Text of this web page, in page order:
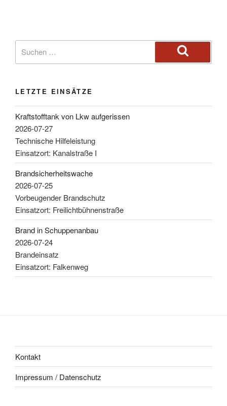
LETZTE EINSÄTZE
Kraftstofftank von Lkw aufgerissen
2026-07-27
Technische Hilfeleistung
Einsatzort: Kanalstraße I
Brandsicherheitswache
2026-07-25
Vorbeugender Brandschutz
Einsatzort: Freilichtbühnenstraße
Brand in Schuppenanbau
2026-07-24
Brandeinsatz
Einsatzort: Falkenweg
Kontakt
Impressum / Datenschutz